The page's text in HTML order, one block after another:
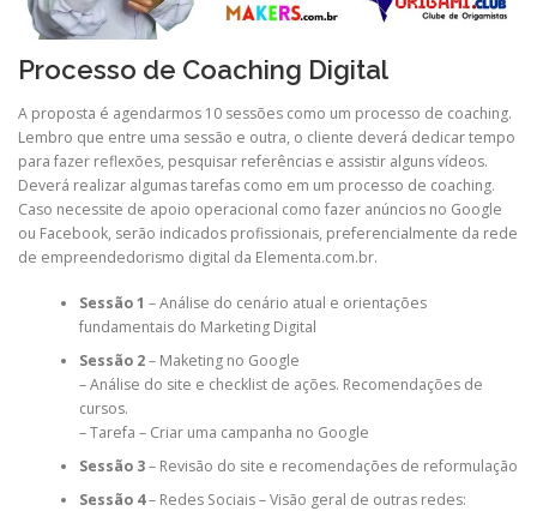
Processo de Coaching Digital
A proposta é agendarmos 10 sessões como um processo de coaching.
Lembro que entre uma sessão e outra, o cliente deverá dedicar tempo
para fazer reflexões, pesquisar referências e assistir alguns vídeos.
Deverá realizar algumas tarefas como em um processo de coaching.
Caso necessite de apoio operacional como fazer anúncios no Google
ou Facebook, serão indicados profissionais, preferencialmente da rede
de empreendedorismo digital da Elementa.com.br.
Sessão 1 – Análise do cenário atual e orientações
fundamentais do Marketing Digital
Sessão 2– Maketing no Google
– Análise do site e checklist de ações. Recomendações de
cursos.
– Tarefa – Criar uma campanha no Google
Sessão 3– Revisão do site e recomendações de reformulação
Sessão 4– Redes Sociais – Visão geral de outras redes: